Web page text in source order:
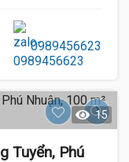
0989456623
15
Tuyển, Phú